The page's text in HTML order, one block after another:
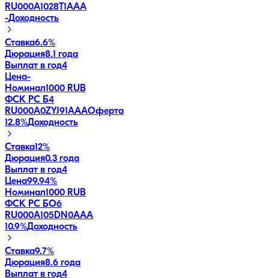
RU000A1028T1AAA
-Доходность
Ставка6.6%
Дюрация8.1 года
Выплат в год4
Цена-
Номинал1000 RUB
ФСК РС Б4
RU000A0ZYJ91AAAОферта
12.8%Доходность
Ставка12%
Дюрация0.3 года
Выплат в год4
Цена99.94%
Номинал1000 RUB
ФСК РС БО6
RU000A105DN0AAA
10.9%Доходность
Ставка9.7%
Дюрация8.6 года
Выплат в год4